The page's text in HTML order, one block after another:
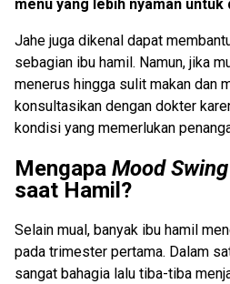
menu yang lebih nyaman untuk
Jahe juga dikenal dapat
sebagian ibu hamil. Namun, jika
menerus hingga sulit makan dan
konsultasikan dengan dokter
kondisi yang memerlukan
Mengapa Mood Swing
saat Hamil?
Selain mual, banyak ibu hamil
pada trimester pertama. Dalam
sangat bahagia lalu tiba-tiba